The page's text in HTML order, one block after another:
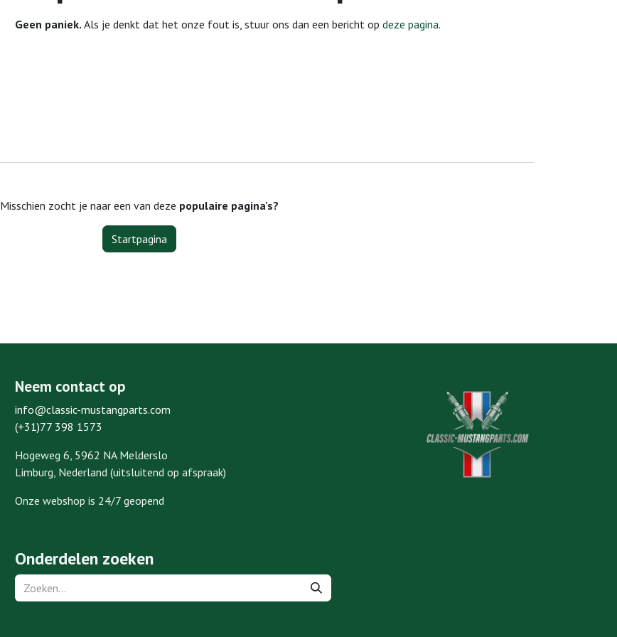
Geen paniek. Als je denkt dat het onze fout is, stuur ons dan een bericht op deze pagina.
Misschien zocht je naar een van deze populaire pagina's?
Startpagina
Neem contact op
info@classic-mustangparts.com
(+31)77 398 1573
Hogeweg 6, 5962 NA Melderslo
Limburg, Nederland (uitsluitend op afspraak)
Onze webshop is 24/7 geopend
Onderdelen zoeken